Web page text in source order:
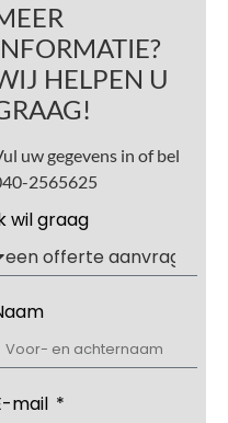
HELPEN U
uw gegevens in of bel
2565625
wil graag
mail